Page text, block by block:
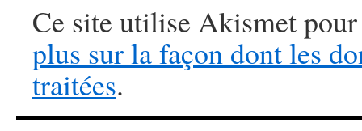
Ce site utilise Akismet
plus sur la façon dont les
traitées.